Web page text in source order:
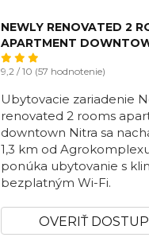
NEWLY RENOVATED 2
APARTMENT
9,2 / 10 (57 hodnotenie)
Ubytovacie zariadenie
renovated 2 rooms
downtown Nitra sa
1,3 km od
ponúka ubytovanie s
bezplatným Wi-Fi.
OVERIŤ